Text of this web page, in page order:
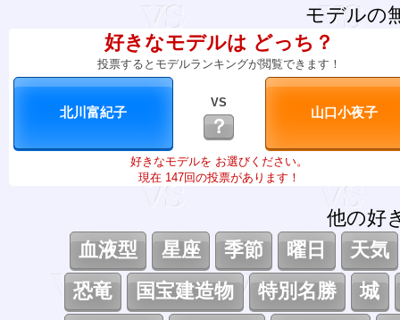
モデルの
好きなモデルは どっち？
投票するとモデルランキングが閲覧できます！
VS
？
好きなモデルを お選びください。
現在 147回の投票があります！
他の好
血液型
星座 季節 曜日
天気
恐竜
国宝建造物 特別名勝
城